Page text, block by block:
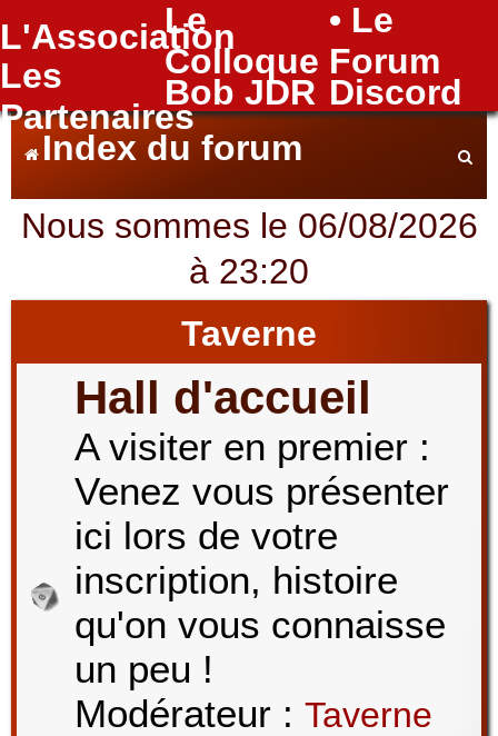
L'Association
Le
Colloque
• Le
Forum
Les
Partenaires
Bob JDR Discord
FAQ
Index du forum
e
Nous sommes le 06/08/2026
à 23:20
Taverne
Hall d'accueil
A visiter en premier :
Venez vous présenter
ici lors de votre
inscription, histoire
qu'on vous connaisse
un peu !
Modérateur : Taverne